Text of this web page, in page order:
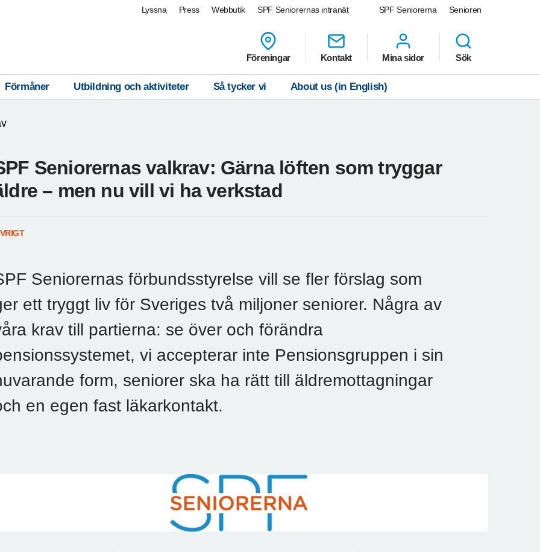
SPF Seniorerna Senioren
Lyssna Press Webbutik SPF Seniorernas intranät
Föreningar Kontakt Mina sidor Sök
Förmåner Utbildning och aktiviteter Så tycker vi About us (in English)
Seniorernas valkrav: Gärna löften som tryggar
– men nu vill vi ha verkstad
Seniorernas förbundsstyrelse vill se fler förslag som
ett tryggt liv för Sveriges två miljoner seniorer. Några av
krav till partierna: se över och förändra
vi accepterar inte Pensionsgruppen i sin
form, seniorer ska ha rätt till äldremottagningar
en egen fast läkarkontakt.